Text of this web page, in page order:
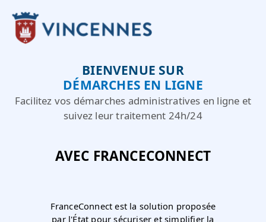
BIENVENUE SUR
DÉMARCHES EN LIGNE
Facilitez vos démarches administratives en ligne et
suivez leur traitement 24h/24
AVEC FRANCECONNECT
FranceConnect est la solution proposée
par l'État pour sécuriser et simplifier la